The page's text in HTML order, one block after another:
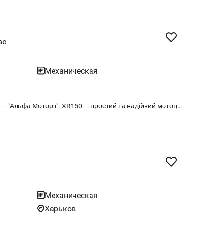
Механическая
Офіційний дилер HONDA у м. Харків — "Альфа Моторз". XR150 — простий та надійний мотоцикл від HONDA. В наявності. Доступні кольори — червоний
Механическая
Харьков